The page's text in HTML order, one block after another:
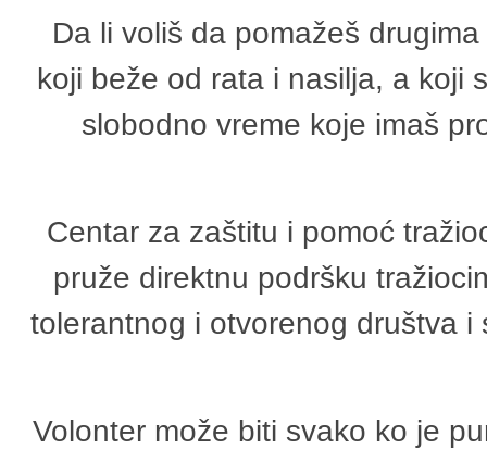
Da li voliš da pomažeš
koji beže od rata i nasilja, a koji
slobodno vreme koje imaš
Centar za zaštitu i pomoć
pruže direktnu podršku
tolerantnog i otvorenog društva
Volonter može biti svako ko je